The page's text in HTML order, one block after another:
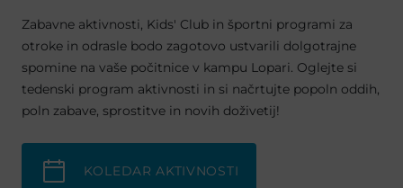
Zabavne aktivnosti, Kids' Club in športni programi za
otroke in odrasle bodo zagotovo ustvarili dolgotrajne
spomine na vaše počitnice v kampu Lopari. Oglejte si
tedenski program aktivnosti in si načrtujte popoln oddih,
poln zabave, sprostitve in novih doživetij!
KOLEDAR AKTIVNOSTI